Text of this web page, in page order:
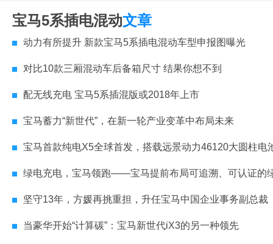
宝马5系插电混动文章
动力有所提升 新款宝马5系插电混动车型申报图曝光
对比10款三厢混动车后备箱尺寸 结果你想不到
配无线充电 宝马5系插混版或2018年上市
宝马蓄力“新世代”，在新一轮产业变革中布局未来
宝马首款纯电X5全球首发，搭载远景动力46120大圆柱电
绿电充电，宝马领跑——宝马提前布局可追溯、可认证的绿色充电
坚守13年，方媛再挑重担，升任宝马中国企业事务副总裁
当豪华开始“计算碳”：宝马新世代iX3的另一种领先